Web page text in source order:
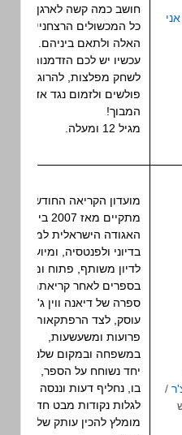
חושב כמה קשה לארגן את
כל המכשולים הרצחניים
האלה ולתאם ביניהם.
עכשיו יש לכם הזדמנות
לשחק מפלצות, להרוג
פולשים ולזמום נגד אדון
מועדון הקריאה החודשי
מתקיים מאז 2007 ביוזמת
האגודה הישראלית למדע
בדיוני ולפנטסיה, ומיועד
לדיון משותף, פתוח ומפרה
בספרים לאחר קריאתם.
ספרה של דיאנה ווין ג'ונס
עוסק, לצד הרפתקאות
פרועות ומשעשעות,
במשפחה ובמקום שלנו בה.
יחד נשוחח על הספר, נדון
בו, נחליף דעות וננסה
לגלות נקודות מבט חדשות.
מומלץ להכין עותק של